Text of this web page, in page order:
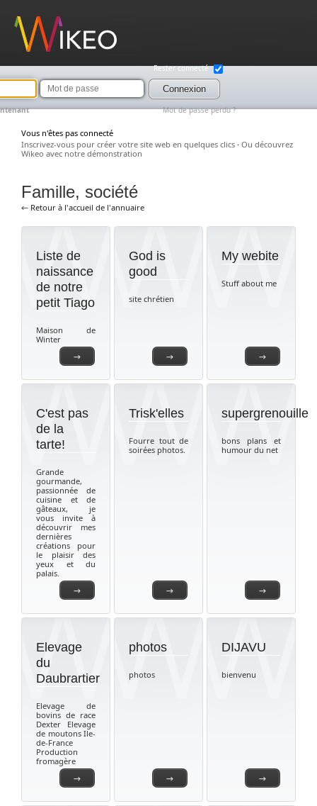
Rester connecté
Mot
de
passe
Connexion
Mot de passe perdu ?
Vous n'êtes pas connecté
Inscrivez-vous pour créer votre site web en quelques clics · Ou découvrez
Wikeo avec notre démonstration
Famille, société
← Retour à l'accueil de l'annuaire
→
Liste de
naissance
de notre
petit Tiago
Maison de
Winter
→
God is
good
site chrétien
→
My webite
Stuff about me
→
C'est pas
de la
tarte!
Grande
gourmande,
passionnée de
cuisine et de
gâteaux, je
vous invite à
découvrir mes
dernières
créations pour
le plaisir des
yeux et du
palais.
→
Trisk'elles
Fourre tout de
soirées photos.
→
supergrenouille
bons plans et
humour du net
→
Elevage
du
Daubrartier
Elevage de
bovins de race
Dexter Elevage
de moutons Ile-
de-France
Production
fromagère
→
photos
photos
→
DIJAVU
bienvenu